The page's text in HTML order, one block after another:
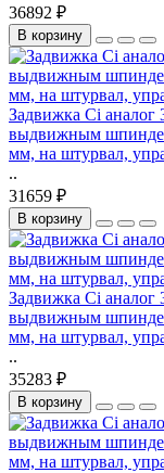
36892 ₽
В корзину
Задвижка Ci аналог
выдвижным
мм, на штурвал,
..
31659 ₽
В корзину
Задвижка Ci аналог
выдвижным
мм, на штурвал,
..
35283 ₽
В корзину